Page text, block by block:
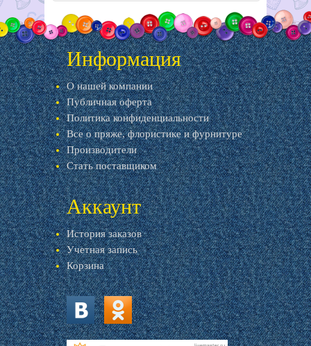
Информация
О нашей компании
Публичная оферта
Политика конфиденциальности
Все о пряже, флористике и фурнитуре
Производители
Стать поставщиком
Аккаунт
История заказов
Учетная запись
Корзина
vk.com ok.ru